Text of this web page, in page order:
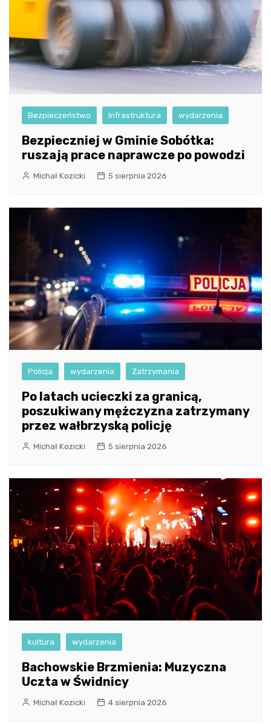
Bezpieczeństwo Infrastruktura wydarzenia
Bezpieczniej w Gminie Sobótka:
ruszają prace naprawcze po powodzi
Michał Kozicki 5 sierpnia 2026
Policja wydarzenia Zatrzymania
Po latach ucieczki za granicą,
poszukiwany mężczyzna zatrzymany
przez wałbrzyską policję
Michał Kozicki 5 sierpnia 2026
kultura wydarzenia
Bachowskie Brzmienia: Muzyczna
Uczta w Świdnicy
Michał Kozicki 4 sierpnia 2026